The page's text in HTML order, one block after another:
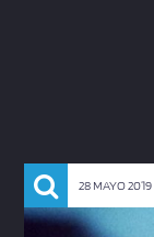
28 MAYO 2019